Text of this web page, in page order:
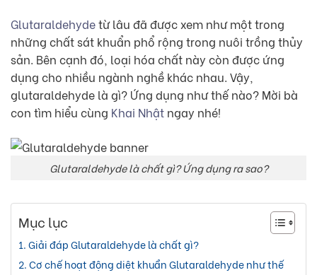
Glutaraldehydetừ lâu đã được xem như một trong
những chất sát khuẩn phổ rộng trong nuôi trồng thủy
sản. Bên cạnh đó, loại hóa chất này còn được ứng
dụng cho nhiều ngành nghề khác nhau. Vậy,
glutaraldehyde là gì? Ứng dụng như thế nào? Mời bà
con tìm hiểu cùng Khai Nhật ngay nhé!
Glutaraldehyde là chất gì? Ứng dụng ra sao?
Mục lục
Giải đáp Glutaraldehyde là chất gì?
Cơ chế hoạt động diệt khuẩn Glutaraldehyde như thế